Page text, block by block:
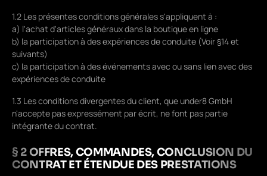
1.2 Les présentes conditions générales s'appliquent à :
a) l'achat d'articles généraux dans la boutique en ligne
b) la participation à des expériences de conduite (Voir §14 et
suivants)
c) la participation à des événements avec ou sans lien avec des
expériences de conduite
1.3 Les conditions divergentes du client, que under8 GmbH
n'accepte pas expressément par écrit, ne font pas partie
intégrante du contrat.
§ 2 OFFRES, COMMANDES, CONCLUSION DU
CONTRAT ET ÉTENDUE DES PRESTATIONS